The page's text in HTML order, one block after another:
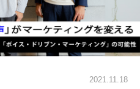
2021.11.18